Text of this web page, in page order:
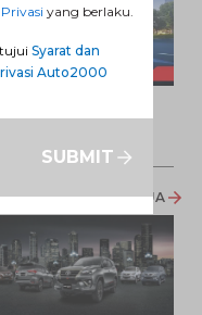
Veloz HEV
31 Ags 2026
LIHAT SEMUA
yang berlaku.
Syarat dan
Auto2000
SUBMIT